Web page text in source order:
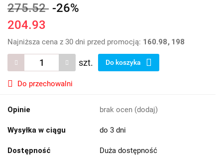
275.52 -26%
204.93
Najniższa cena z 30 dni przed promocją: 160.98 198
szt. Do koszyka
Do przechowalni
Opinie brak ocen (dodaj)
Wysyłka w ciągu do 3 dni
Dostępność Duża dostępność